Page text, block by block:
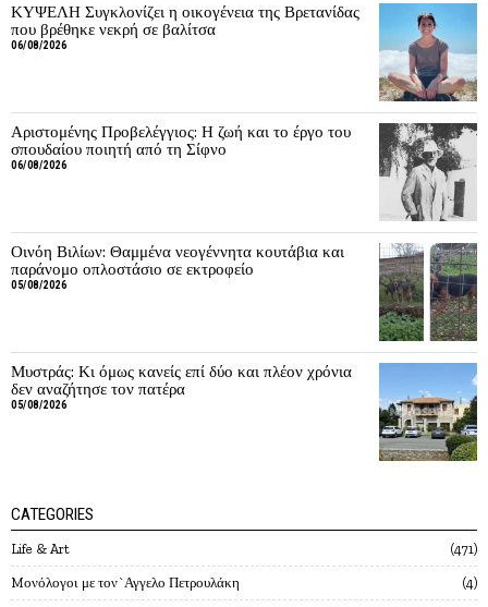
ΚΥΨΕΛΗ Συγκλονίζει η οικογένεια της Βρετανίδας
που βρέθηκε νεκρή σε βαλίτσα
06/08/2026
Αριστομένης Προβελέγγιος: Η ζωή και το έργο του
σπουδαίου ποιητή από τη Σίφνο
06/08/2026
Οινόη Βιλίων: Θαμμένα νεογέννητα κουτάβια και
παράνομο οπλοστάσιο σε εκτροφείο
05/08/2026
Μυστράς: Κι όμως κανείς επί δύο και πλέον χρόνια
δεν αναζήτησε τον πατέρα
05/08/2026
CATEGORIES
Life & Art 471
Mονόλογοι με τον`Αγγελο Πετρουλάκη 4